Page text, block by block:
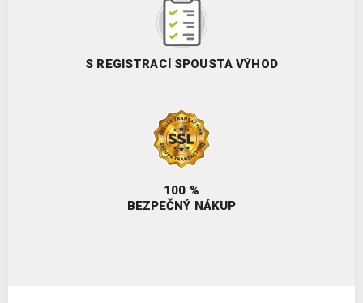
S REGISTRACÍ SPOUSTA VÝHOD
100 %
BEZPEČNÝ NÁKUP